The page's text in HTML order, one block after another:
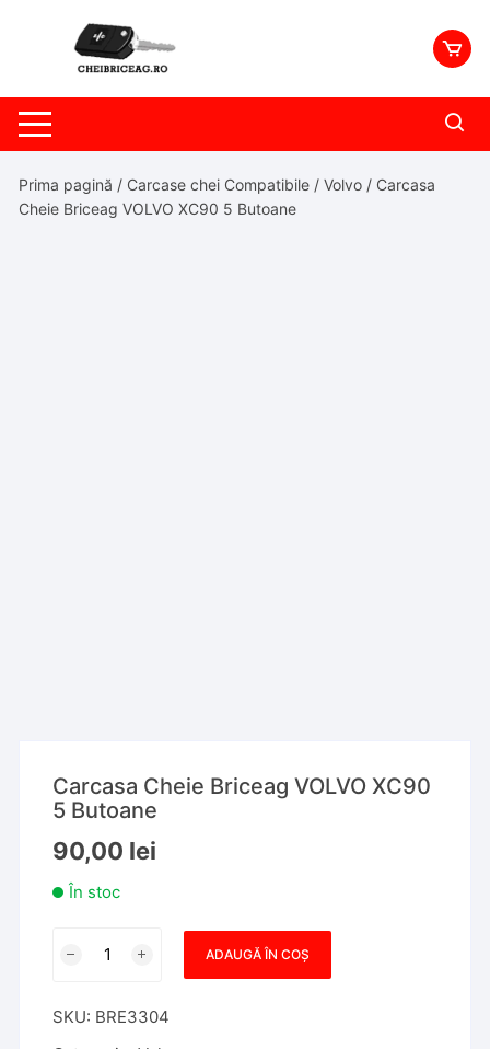
Prima pagină / Carcase chei Compatibile /Volvo / Carcasa
Cheie Briceag VOLVO XC90 5 Butoane
Carcasa Cheie Briceag VOLVO XC90
5 Butoane
90,00 lei
În stoc
Carcasa
Briceag
VOLVO
ADAUGĂ ÎN COȘ
SKU: BRE3304